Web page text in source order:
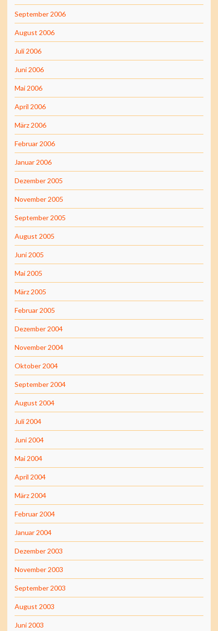
September 2006
August 2006
Juli 2006
Juni 2006
Mai 2006
April 2006
März 2006
Februar 2006
Januar 2006
Dezember 2005
November 2005
September 2005
August 2005
Juni 2005
Mai 2005
März 2005
Februar 2005
Dezember 2004
November 2004
Oktober 2004
September 2004
August 2004
Juli 2004
Juni 2004
Mai 2004
April 2004
März 2004
Februar 2004
Januar 2004
Dezember 2003
November 2003
September 2003
August 2003
Juni 2003